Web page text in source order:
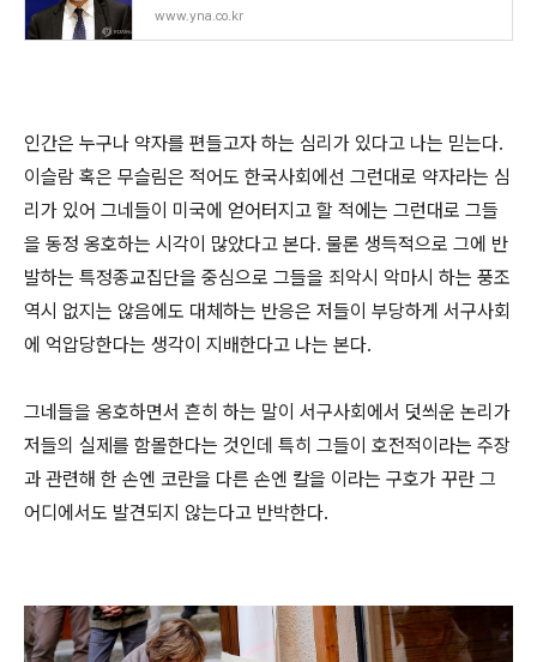
www.yna.co.kr
인간은 누구나 약자를 편들고자 하는 심리가 있다고 나는 믿는다.
이슬람 혹은 무슬림은 적어도 한국사회에선 그런대로 약자라는 심
리가 있어 그네들이 미국에 얻어터지고 할 적에는 그런대로 그들
을 동정 옹호하는 시각이 많았다고 본다. 물론 생득적으로 그에 반
발하는 특정종교집단을 중심으로 그들을 죄악시 악마시 하는 풍조
역시 없지는 않음에도 대체하는 반응은 저들이 부당하게 서구사회
에 억압당한다는 생각이 지배한다고 나는 본다.
그네들을 옹호하면서 흔히 하는 말이 서구사회에서 덧씌운 논리가
저들의 실제를 함몰한다는 것인데 특히 그들이 호전적이라는 주장
과 관련해 한 손엔 코란을 다른 손엔 칼을 이라는 구호가 꾸란 그
어디에서도 발견되지 않는다고 반박한다.